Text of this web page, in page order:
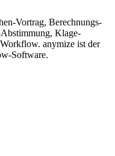
Vortrag, Berechnungs-
Klage-
anymize ist der
Software.